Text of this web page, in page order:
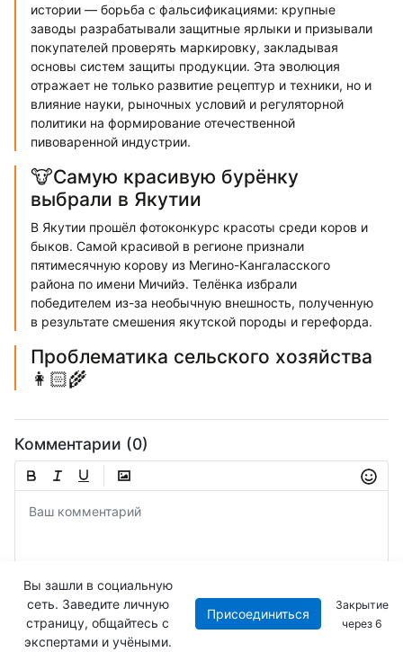
истории — борьба с фальсификациями: крупные
заводы разрабатывали защитные ярлыки и призывали
покупателей проверять маркировку, закладывая
основы систем защиты продукции. Эта эволюция
отражает не только развитие рецептур и техники, но и
влияние науки, рыночных условий и регуляторной
политики на формирование отечественной
пивоваренной индустрии.
🐮Самую красивую бурёнку
выбрали в Якутии
В Якутии прошёл фотоконкурс красоты среди коров и
быков. Самой красивой в регионе признали
пятимесячную корову из Мегино-Кангаласского
района по имени Мичийэ. Телёнка избрали
победителем из-за необычную внешность, полученную
в результате смешения якутской породы и герефорда.
Проблематика сельского хозяйства
👩🏻‍🌾
Комментарии (0)
Отправить
Вы зашли в социальную
сеть. Заведите личную
страницу, общайтесь с
экспертами и учёными.
Присоединиться
Закрытие
через5